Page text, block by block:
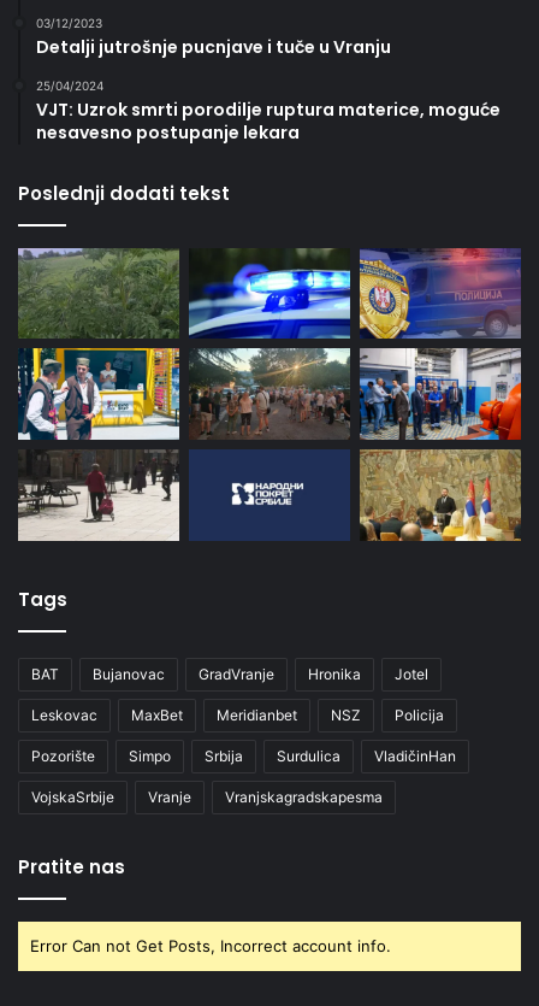
03/12/2023
Detalji jutrošnje pucnjave i tuče u Vranju
25/04/2024
VJT: Uzrok smrti porodilje ruptura materice, moguće
nesavesno postupanje lekara
Poslednji dodati tekst
Tags
BAT Bujanovac GradVranje Hronika Jotel
Leskovac MaxBet Meridianbet NSZ Policija
Pozorište Simpo Srbija Surdulica VladičinHan
VojskaSrbije Vranje Vranjskagradskapesma
Pratite nas
Error Can not Get Posts, Incorrect account info.